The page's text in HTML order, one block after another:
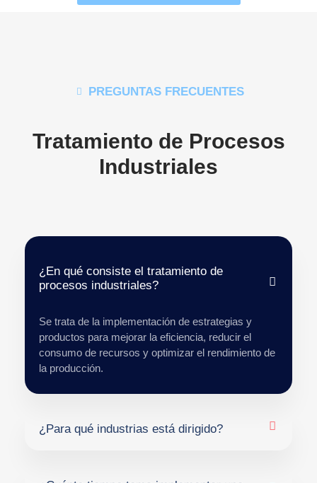
¿En qué consiste el tratamiento de
procesos industriales?
Se trata de la implementación de estrategias y
productos para mejorar la eficiencia, reducir el
consumo de recursos y optimizar el rendimiento de
la producción.
¿Para qué industrias está dirigido?
PREGUNTAS FRECUENTES
Tratamiento de Procesos
Industriales